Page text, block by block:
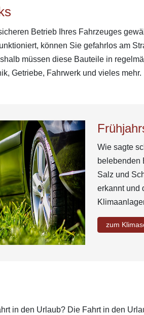
Betrieb Ihres Fahrzeuges
können Sie gefahrlos am
müssen diese Bauteile in
Getriebe, Fahrwerk und vieles mehr.
Wie sagte
belebenden
Salz und
erkannt und
zum
in den Urlaub? Die Fahrt in den